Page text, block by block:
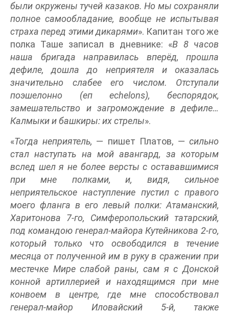
были окружены тучей казаков. Но мы сохраняли
полное самообладание, вообще не испытывая
страха перед этими дикарями». Капитан того же
полка Таше записал в дневнике: «В 8 часов
наша бригада направилась вперёд, прошла
дефиле, дошла до неприятеля и оказалась
значительно слабее его числом. Отступали
поэшелонно (еп echelons), беспорядок,
замешательство и загромождение в дефиле…
Калмыки и башкиры: их стрелы».
«Тогда неприятель, — пишет Платов, — сильно
стал наступать на мой авангард, за которым
вслед шел я не более версты с остававшимися
при мне полками, и, видя, сильное
неприятельское наступление пустил с правого
моего фланга в его левый полки: Атаманский,
Харитонова 7-го, Симферопольский татарский,
под командою генерал-майора Кутейникова 2-го,
который только что освободился в течение
месяца от полученной им в руку в сражении при
местечке Мире слабой раны, сам я с Донской
конной артиллерией и находящимся при мне
конвоем в центре, где мне способствовал
генерал-майор Иловайский 5-й, также